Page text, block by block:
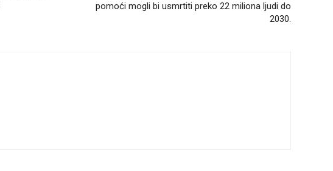
pomoći mogli bi usmrtiti preko 22 miliona ljudi do
2030.